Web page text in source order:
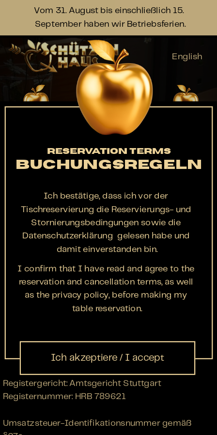
English
Saisonkart
IMPRESSUM
Gaststätte Schützenhaus Sindelfingen:
Angaben gemäß § 5 TMG
Mönchsbrunnen 2
70765 Sindelfingen
T: +49 (0) 7031 30 69 507
E: schuetzenhaus.info@gmail.com
Registergericht: Amtsgericht Stuttgart
Registernummer: HRB 789621
Umsatzsteuer-Identifikationsnummer gemäß
Vom 31. August bis einschließlich 15.
September haben wir Betriebsferien.
Ich akzeptiere / I accept
Ich bestätige, dass ich vor der
Tischreservierung die Reservierungs- und
Stornierungsbedingungen sowie die
Datenschutzerklärung  gelesen habe und
damit einverstanden bin.
I confirm that I have read and agree to the
reservation and cancellation terms, as well
as the privacy policy, before making my
table reservation.
RESERVATION TERMS
BUCHUNGSREGELN